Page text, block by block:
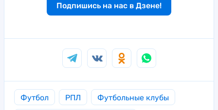
Подпишись на нас в Дзене!
Футбол РПЛ Футбольные клубы